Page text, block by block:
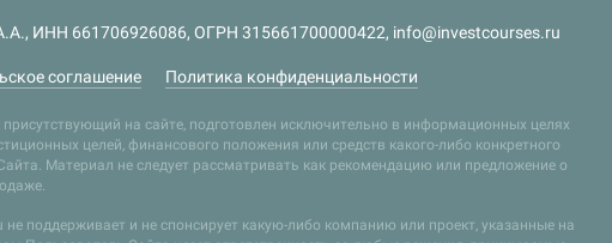
ИНН 661706926086, ОГРН 315661700000422, info@investcourses.ru
соглашение Политика конфиденциальности
присутствующий на сайте, подготовлен исключительно в информационных целях
целей, финансового положения или средств какого-либо конкретного
Материал не следует рассматривать как рекомендацию или предложение о
не поддерживает и не спонсирует какую-либо компанию или проект, указанные на